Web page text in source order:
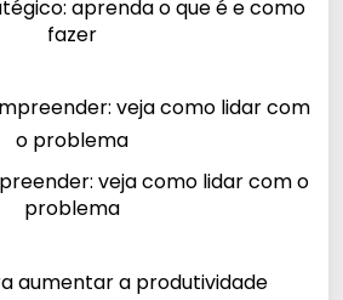
aprenda o que é e como
fazer
veja como lidar com o
problema